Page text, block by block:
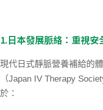
​1.日本發展脈絡：重視安
現代日式靜脈營養補給的
（Japan IV Therapy
於：